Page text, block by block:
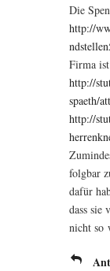
Die
http://
Fir­ma
http://
spaeth/
http://
folg­bar
dafür
dass sie
nicht so